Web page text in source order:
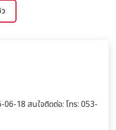
06-18 สนใจติดต่อ: โทร: 053-